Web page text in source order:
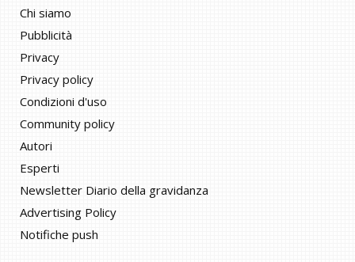
Chi siamo
Pubblicità
Privacy
Privacy policy
Condizioni d'uso
Community policy
Autori
Esperti
Newsletter Diario della gravidanza
Advertising Policy
Notifiche push